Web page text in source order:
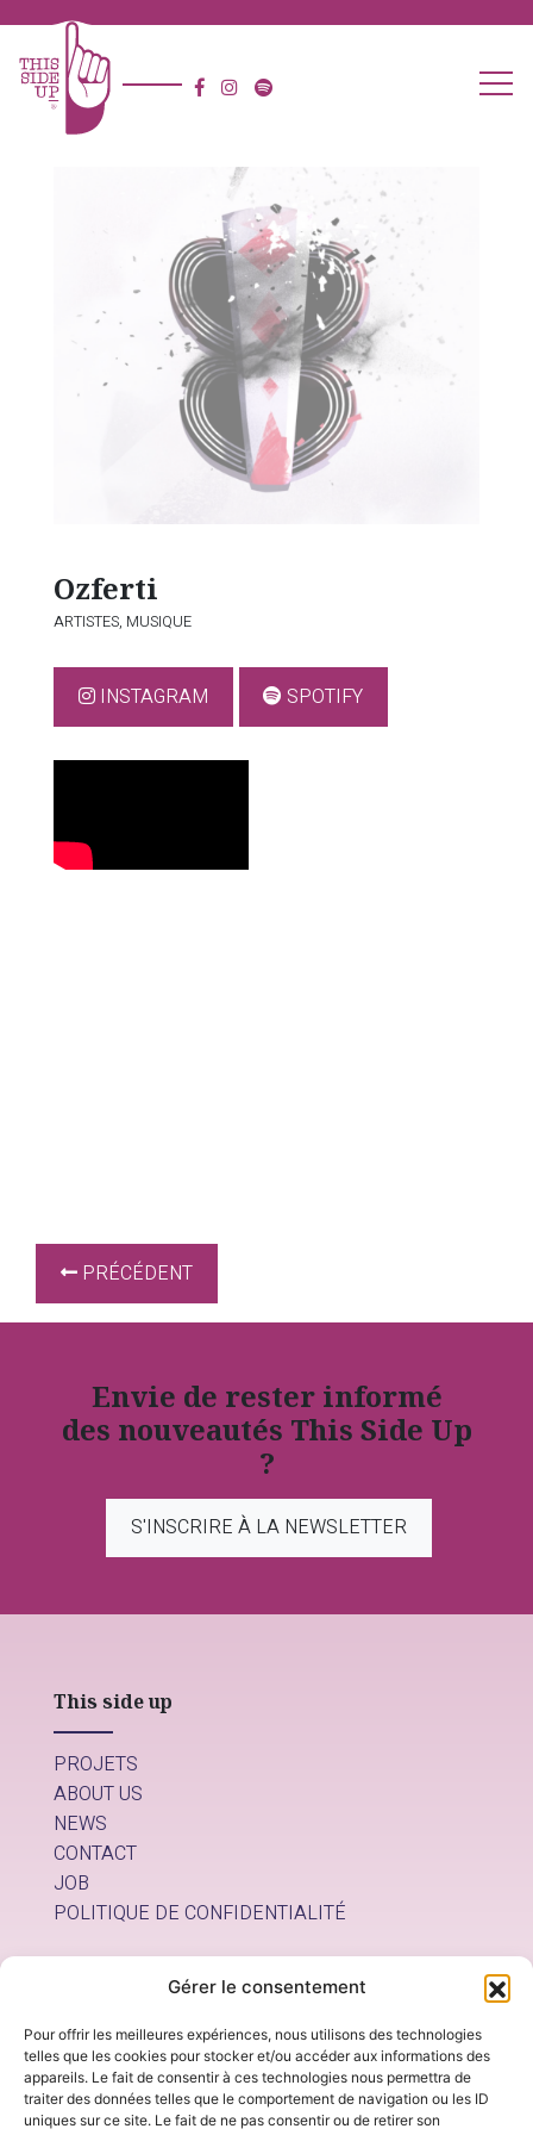
Gérer le consentement
Pour offrir les meilleures expériences, nous utilisons des technologies
telles que les cookies pour stocker et/ou accéder aux informations des
appareils. Le fait de consentir à ces technologies nous permettra de
traiter des données telles que le comportement de navigation ou les ID
uniques sur ce site. Le fait de ne pas consentir ou de retirer son
Ozferti
ARTISTES, MUSIQUE
INSTAGRAM SPOTIFY
PRÉCÉDENT
Envie de rester informé
des nouveautés This Side Up
?
S'INSCRIRE À LA NEWSLETTER
This side up
PROJETS
ABOUT US
NEWS
CONTACT
JOB
POLITIQUE DE CONFIDENTIALITÉ
Nous contacter
info@thissideup.be
Nous trouver